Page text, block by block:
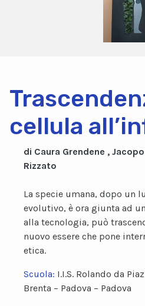
cellula
di Caura Grendene ,
Rizzato
La specie umana, dopo un
evolutivo, è ora giunta ad
alla tecnologia, può
nuovo essere che pone
etica.
Scuola: I.I.S. Rolando da
Brenta – Padova – Padova